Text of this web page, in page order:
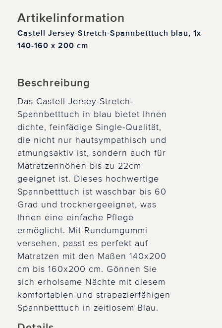
Artikelinformation
Castell Jersey-Stretch-Spannbetttuch blau, 1x
140-160 x 200 cm
Beschreibung
Das Castell Jersey-Stretch-
Spannbetttuch in blau bietet Ihnen
dichte, feinfädige Single-Qualität,
die nicht nur hautsympathisch und
atmungsaktiv ist, sondern auch für
Matratzenhöhen bis zu 22cm
geeignet ist. Dieses hochwertige
Spannbetttuch ist waschbar bis 60
Grad und trocknergeeignet, was
Ihnen eine einfache Pflege
ermöglicht. Mit Rundumgummi
versehen, passt es perfekt auf
Matratzen mit den Maßen 140x200
cm bis 160x200 cm. Gönnen Sie
sich erholsame Nächte mit diesem
komfortablen und strapazierfähigen
Spannbetttuch in zeitlosem Blau.